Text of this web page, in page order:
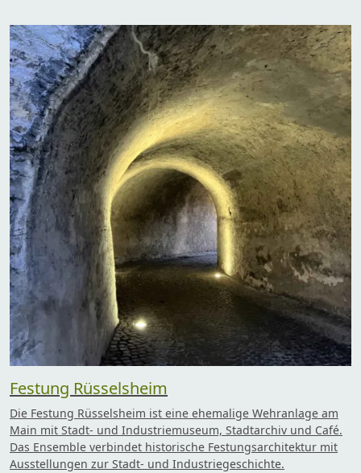
Festung Rüsselsheim
Die Festung Rüsselsheim ist eine ehemalige Wehranlage am
Main mit Stadt- und Industriemuseum, Stadtarchiv und Café.
Das Ensemble verbindet historische Festungsarchitektur mit
Ausstellungen zur Stadt- und Industriegeschichte.